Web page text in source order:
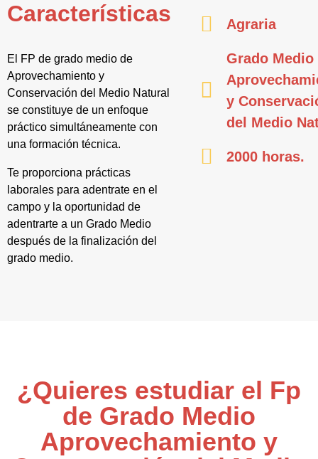
Características
El FP de grado medio de
Aprovechamiento y
Conservación del Medio Natural
se constituye de un enfoque
práctico simultáneamente con
una formación técnica.
Te proporciona prácticas
laborales para adentrate en el
campo y la oportunidad de
adentrarte a un Grado Medio
después de la finalización del
grado medio.
Agraria
Grado Medio
y
del Medio
2000 horas.
¿Quieres estudiar el Fp
de Grado Medio
Aprovechamiento y